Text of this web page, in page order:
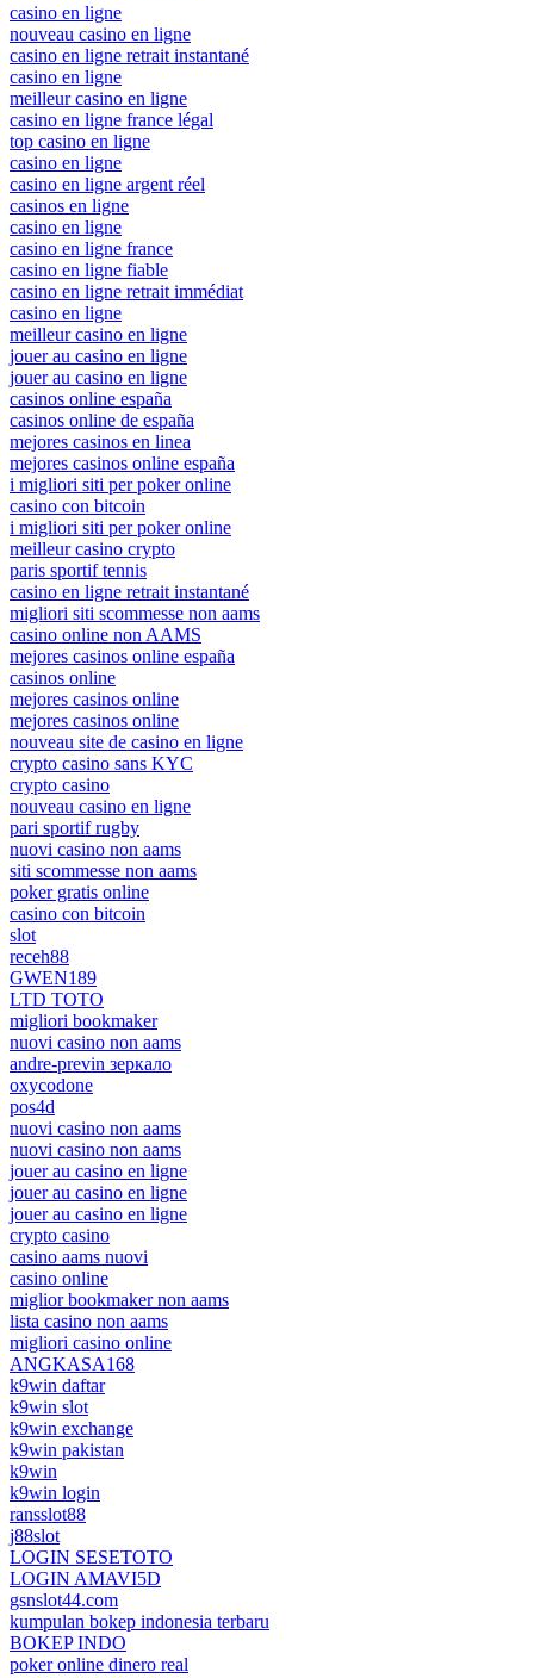
casino en ligne
nouveau casino en ligne
casino en ligne retrait instantané
casino en ligne
meilleur casino en ligne
casino en ligne france légal
top casino en ligne
casino en ligne
casino en ligne argent réel
casinos en ligne
casino en ligne
casino en ligne france
casino en ligne fiable
casino en ligne retrait immédiat
casino en ligne
meilleur casino en ligne
jouer au casino en ligne
jouer au casino en ligne
casinos online españa
casinos online de españa
mejores casinos en linea
mejores casinos online españa
i migliori siti per poker online
casino con bitcoin
i migliori siti per poker online
meilleur casino crypto
paris sportif tennis
casino en ligne retrait instantané
migliori siti scommesse non aams
casino online non AAMS
mejores casinos online españa
casinos online
mejores casinos online
mejores casinos online
nouveau site de casino en ligne
crypto casino sans KYC
crypto casino
nouveau casino en ligne
pari sportif rugby
nuovi casino non aams
siti scommesse non aams
poker gratis online
casino con bitcoin
slot
receh88
GWEN189
LTD TOTO
migliori bookmaker
nuovi casino non aams
andre-previn зеркало
oxycodone
pos4d
nuovi casino non aams
nuovi casino non aams
jouer au casino en ligne
jouer au casino en ligne
jouer au casino en ligne
crypto casino
casino aams nuovi
casino online
miglior bookmaker non aams
lista casino non aams
migliori casino online
ANGKASA168
k9win daftar
k9win slot
k9win exchange
k9win pakistan
k9win
k9win login
ransslot88
j88slot
LOGIN SESETOTO
LOGIN AMAVI5D
gsnslot44.com
kumpulan bokep indonesia terbaru
BOKEP INDO
poker online dinero real